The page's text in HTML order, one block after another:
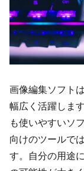
画像編集ソフト
幅広く活躍しま
も使いやすいソ
向けのツールで
す。自分の用途